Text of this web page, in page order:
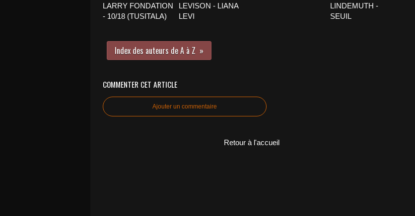
LARRY FONDATION
- 10/18 (TUSITALA)
LEVISON - LIANA
LEVI
LINDEMUTH -
SEUIL
Index des auteurs de A à Z
COMMENTER CET ARTICLE
Ajouter un commentaire
Retour à l'accueil